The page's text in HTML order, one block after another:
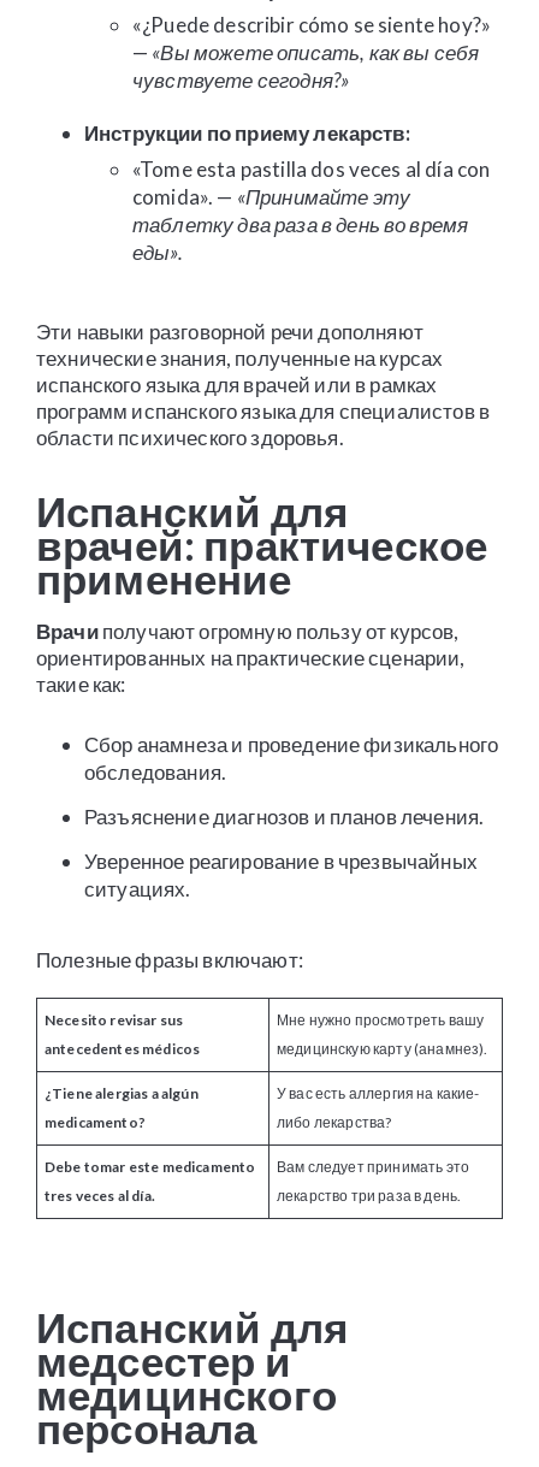
«¿Puede describir cómo se siente hoy?»
— «Вы можете описать, как вы себя
чувствуете сегодня?»
Инструкции по приему лекарств:
«Tome esta pastilla dos veces al día con
comida». — «Принимайте эту
таблетку два раза в день во время
еды».
Эти навыки разговорной речи дополняют
технические знания, полученные на курсах
испанского языка для врачей или в рамках
программ испанского языка для специалистов в
области психического здоровья.
Испанский для
врачей: практическое
применение
Врачиполучают огромную пользу от курсов,
ориентированных на практические сценарии,
такие как:
Сбор анамнеза и проведение физикального
обследования.
Разъяснение диагнозов и планов лечения.
Уверенное реагирование в чрезвычайных
ситуациях.
Полезные фразы включают:
Necesito revisar sus
antecedentes médicos
Мне нужно просмотреть вашу
медицинскую карту (анамнез).
¿Tiene alergias a algún
medicamento?
У вас есть аллергия на какие-
либо лекарства?
Debe tomar este medicamento
tres veces al día.
Вам следует принимать это
лекарство три раза в день.
Испанский для
медсестер и
медицинского
персонала